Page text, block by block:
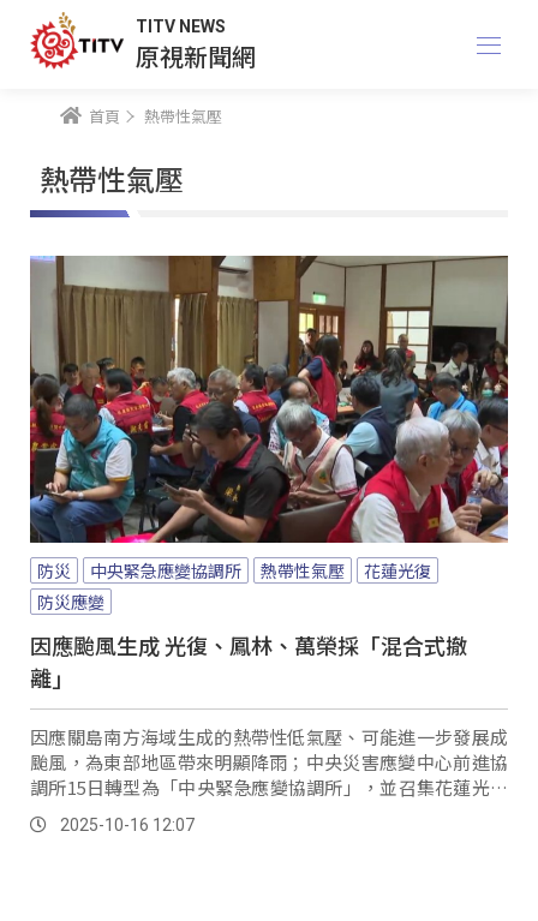
TITV NEWS
原視新聞網
首頁 熱帶性氣壓
熱帶性氣壓
防災 中央緊急應變協調所 熱帶性氣壓
花蓮光復
防災應變
因應颱風生成 光復、鳳林、萬榮採「混合式撤
離」
因應關島南方海域生成的熱帶性低氣壓、可能進一步發展成
颱風，為東部地區帶來明顯降雨；中央災害應變中心前進協
調所15日轉型為「中央緊急應變協調所」，並召集花蓮光復
鄉、鳳林鎮與萬榮鄉等警戒區的鄉鎮長及村里長，以「極大
化」方式提前進展開整備作業，確保防救機制能即時啟動。
2025-10-16 12:07